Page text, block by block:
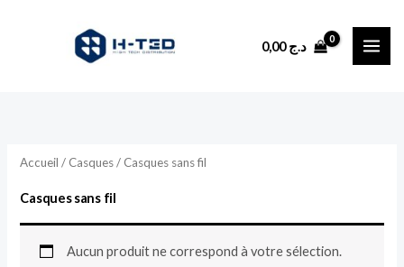
د.ج0,00
Accueil / Casques/ Casques sans fil
Casques sans fil
Aucun produit ne correspond à votre sélection.